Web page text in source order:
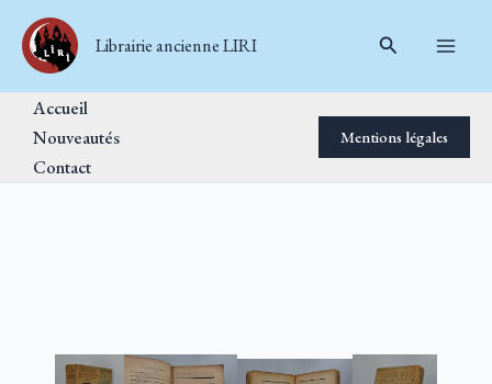
contenu
Librairie ancienne LIRI Rechercher
Accueil
Nouveautés
Contact
Mentions légales